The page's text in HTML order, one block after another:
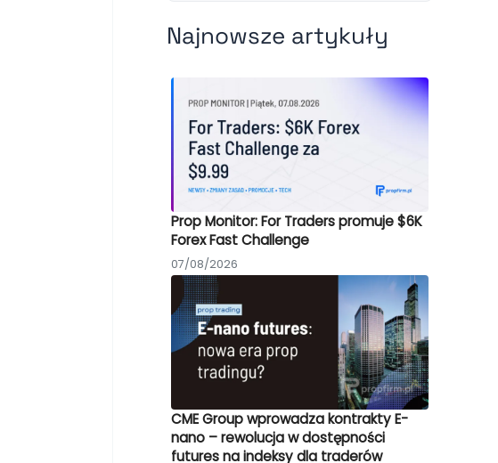
Najnowsze artykuły
Prop Monitor: For Traders promuje $6K
Forex Fast Challenge
07/08/2026
CME Group wprowadza kontrakty E-
nano – rewolucja w dostępności
futures na indeksy dla traderów